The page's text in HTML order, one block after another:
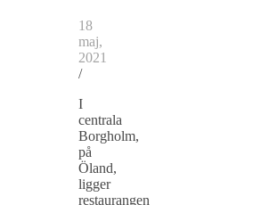
18
maj,
2021
/
I
centrala
Borgholm,
på
Öland,
ligger
restaurangen